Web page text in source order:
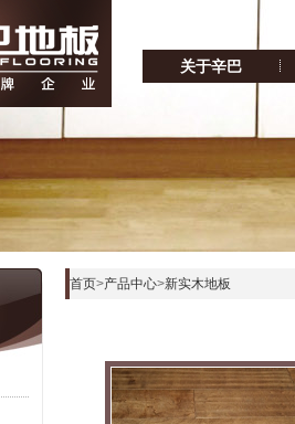
关于辛巴
首页>产品中心>新实木地板